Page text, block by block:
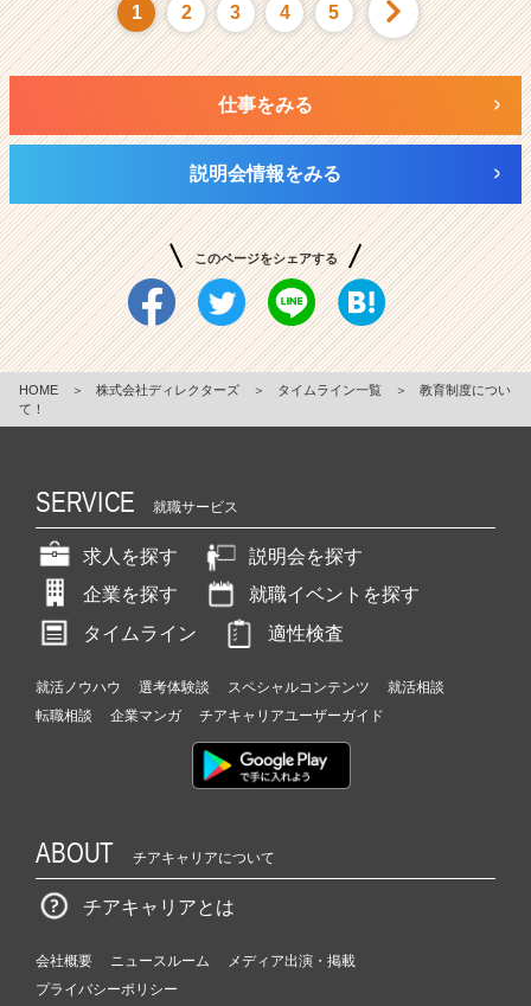
1 2 3 4 5
仕事をみる
説明会情報をみる
このページをシェアする
HOME ＞ 株式会社ディレクターズ ＞ タイムライン一覧 ＞
教育制度につい
て！
SERVICE 就職サービス
求人を探す
説明会を探す
企業を探す
就職イベントを探す
タイムライン
適性検査
就活ノウハウ 選考体験談 スペシャルコンテンツ
就活相談
転職相談
企業マンガ チアキャリアユーザーガイド
ABOUT チアキャリアについて
チアキャリアとは
会社概要 ニュースルーム
メディア出演・掲載
プライバシーポリシー